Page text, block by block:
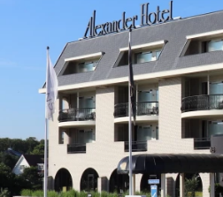
Hybride events
Industriële locatie
Kasteel en landgoed
Kleine / intieme locatie
Locaties aan zee
Museum
Theater